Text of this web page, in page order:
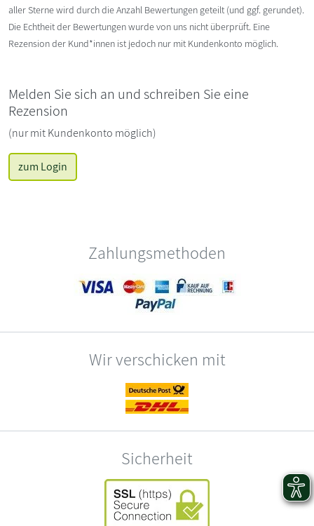
aller Sterne wird durch die Anzahl Bewertungen geteilt (und ggf. gerundet).
Die Echtheit der Bewertungen wurde von uns nicht überprüft. Eine
Rezension der Kund*innen ist jedoch nur mit Kundenkonto möglich.
Melden Sie sich an und schreiben Sie eine
Rezension
(nur mit Kundenkonto möglich)
zum Login
Zahlungsmethoden
Wir verschicken mit
Sicherheit